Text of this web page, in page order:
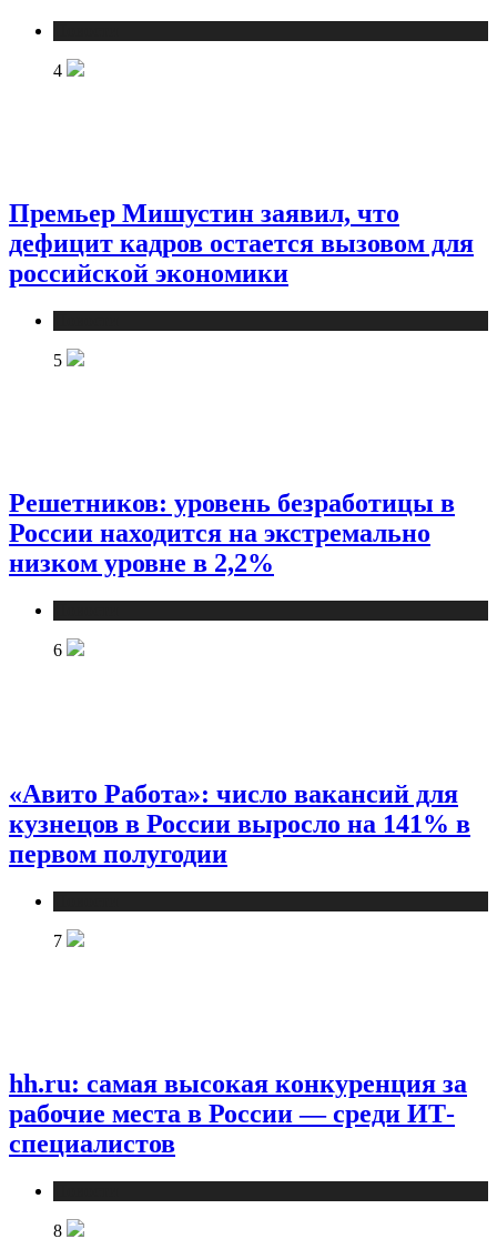
4
Премьер Мишустин заявил, что
дефицит кадров остается вызовом для
российской экономики
5
Решетников: уровень безработицы в
России находится на экстремально
низком уровне в 2,2%
6
«Авито Работа»: число вакансий для
кузнецов в России выросло на 141% в
первом полугодии
7
hh.ru: самая высокая конкуренция за
рабочие места в России — среди ИТ-
специалистов
8